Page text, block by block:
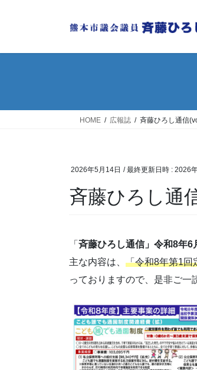
HOME 広報誌 斉藤ひろし通信
2026年5月14日 / 最終更新日時 : 2026
斉藤ひろし通
「斉藤ひろし通信」令和8年6
主な内容は、 「令和8年第1回
っておりますので、是非ご一